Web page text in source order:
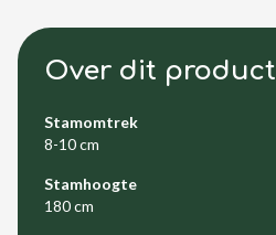
Over dit product
Stamomtrek
8-10 cm
Stamhoogte
180 cm